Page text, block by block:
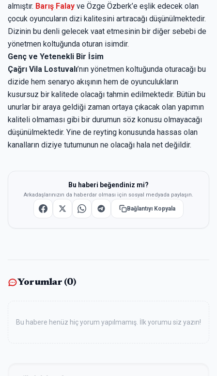
almıştır. Barış Falay ve Özge Özberk’e eşlik edecek olan
çocuk oyuncuların dizi kalitesini artıracağı düşünülmektedir.
Dizinin bu denli gelecek vaat etmesinin bir diğer sebebi de
yönetmen koltuğunda oturan isimdir.
Genç ve Yetenekli Bir İsim
Çağrı Vila Lostuvalı’nın yönetmen koltuğunda oturacağı bu
dizide hem senaryo akışının hem de oyunculukların
kusursuz bir kalitede olacağı tahmin edilmektedir. Bütün bu
unurlar bir araya geldiği zaman ortaya çıkacak olan yapımın
kaliteli olmaması gibi bir durumun söz konusu olmayacağı
düşünülmektedir. Yine de reyting konusunda hassas olan
kanalların diziye tutumunun ne olacağı hala net değildir.
Bu haberi beğendiniz mi?
Arkadaşlarınızın da haberdar olması için sosyal medyada paylaşın.
Bağlantıyı Kopyala
Yorumlar (0)
Bu habere henüz hiç yorum yapılmamış. İlk yorumu siz yazın!